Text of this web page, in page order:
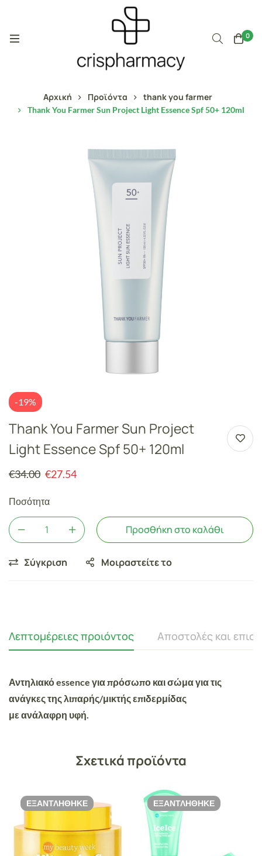
0
Αρχική Προϊόντα thank you farmer
Thank You Farmer Sun Project Light Essence Spf 50+ 120ml
-19%
Thank You Farmer Sun Project
Light Essence Spf 50+ 120ml
€34.00 €27.54
Ποσότητα
Προσθήκη στο καλάθι
Σύγκριση Μοιραστείτε το
Λεπτομέρειες προιόντος Αποστολές και
Αντηλιακό essence για πρόσωπο και σώμα για τις
ανάγκες της λιπαρής/μικτής επιδερμίδας
με ανάλαφρη υφή.
Σχετικά προϊόντα
ΕΞΑΝΤΛΉΘΗΚΕ ΕΞΑΝΤΛΉΘΗΚΕ